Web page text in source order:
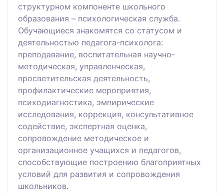
структурном компоненте школьного
образования – психологическая служба.
Обучающиеся знакомятся со статусом и
деятельностью педагога-психолога:
преподавание, воспитательная научно-
методическая, управленческая,
просветительская деятельность,
профилактические мероприятия,
психодиагностика, эмпирические
исследования, коррекция, консультативное
содействие, экспертная оценка,
сопровождение методическое и
организационное учащихся и педагогов,
способствующие построению благоприятных
условий для развития и сопровождения
школьников.